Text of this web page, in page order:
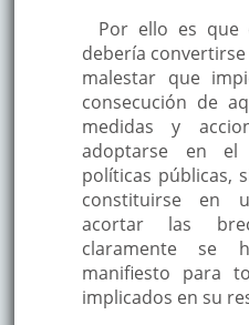
Por ello es que
debería
malestar que
consecución de
medidas y
adoptarse en
políticas públicas,
constituirse en
acortar las
claramente se
manifiesto para
implicados en su